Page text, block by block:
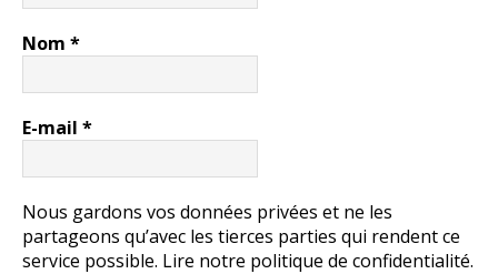
Nom *
E-mail *
Nous gardons vos données privées et ne les
partageons qu’avec les tierces parties qui rendent ce
service possible. Lire notre politique de confidentialité.